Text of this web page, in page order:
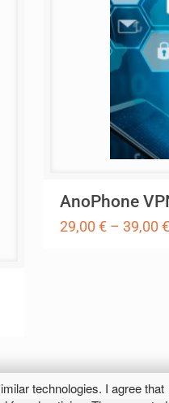
technologies. I agree that
AnoPhone
29,00€ –39,00€